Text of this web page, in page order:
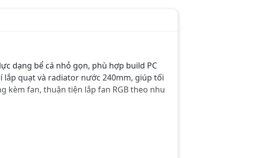
dạng bể cá nhỏ gọn, phù hợp build PC
lắp quạt và radiator nước 240mm, giúp tối
kèm fan, thuận tiện lắp fan RGB theo nhu